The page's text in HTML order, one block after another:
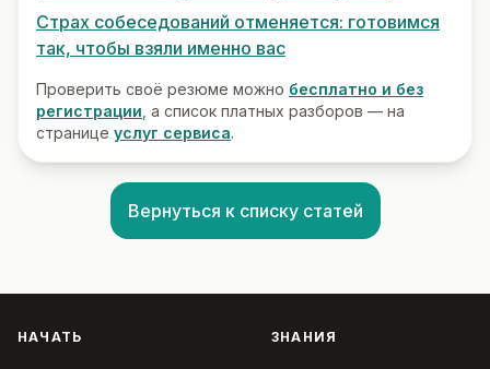
Страх собеседований отменяется: готовимся
так, чтобы взяли именно вас
Проверить своё резюме можно бесплатно и без
регистрации, а список платных разборов — на
странице услуг сервиса.
Вернуться к списку статей
НАЧАТЬ ЗНАНИЯ